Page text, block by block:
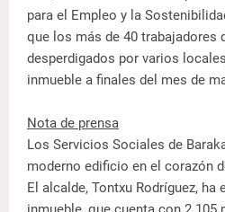
para el Empleo y la
que los más de 40 trabajadores
desperdigados por varios
inmueble a finales del mes de
Nota de prensa
Los Servicios Sociales de
moderno edificio en el corazón
El alcalde, Tontxu Rodríguez,